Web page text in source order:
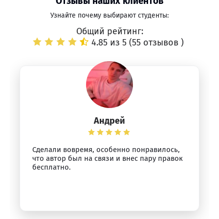
Узнайте почему выбирают студенты:
Общий рейтинг:
4.85 из 5 (55 отзывов )
Андрей
Сделали вовремя, особенно понравилось,
что автор был на связи и внес пару правок
бесплатно.